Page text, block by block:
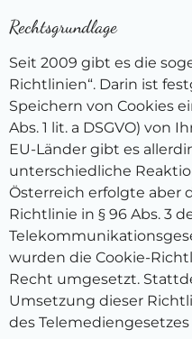
Rechtsgrundlage
Seit 2009 gibt es die
Richtlinien“. Darin ist
Speichern von Cookies
Abs. 1 lit. a DSGVO) von
EU-Länder gibt es
unterschiedliche
Österreich erfolgte aber
Richtlinie in § 96 Abs. 3
wurden die Cookie-
Recht umgesetzt.
Umsetzung dieser
des Telemediengesetzes